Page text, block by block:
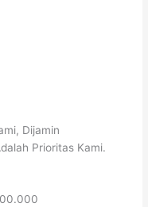
Dijamin
Prioritas Kami.